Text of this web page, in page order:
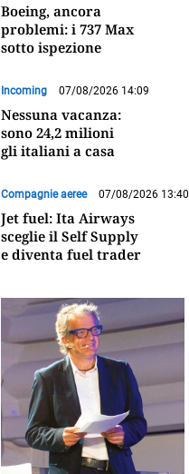
Boeing, ancora
problemi: i 737 Max
sotto ispezione
Incoming 07/08/2026 14:09
Nessuna vacanza:
sono 24,2 milioni
gli italiani a casa
Compagnie aeree 07/08/2026 13:40
Jet fuel: Ita Airways
sceglie il Self Supply
e diventa fuel trader